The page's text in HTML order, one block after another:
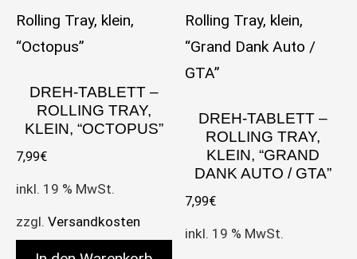
DREH-TABLETT –
ROLLING TRAY,
KLEIN, “OCTOPUS”
7,99€
inkl. 19 % MwSt.
zzgl. Versandkosten
DREH-TABLETT –
ROLLING TRAY,
KLEIN, “GRAND
DANK AUTO / GTA”
7,99€
inkl. 19 % MwSt.